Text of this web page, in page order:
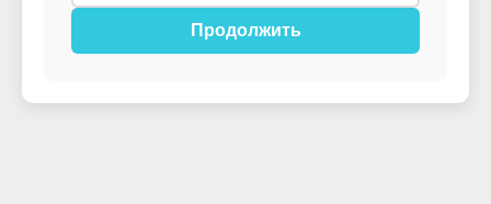
Продолжить